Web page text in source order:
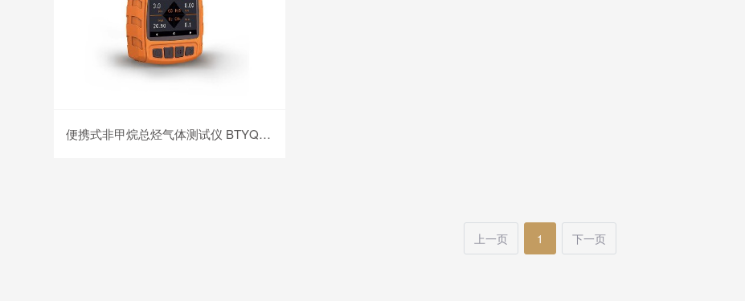
便携式非甲烷总烃气体测试仪 BTYQ-MS104K-CxHy
上一页 1 下一页